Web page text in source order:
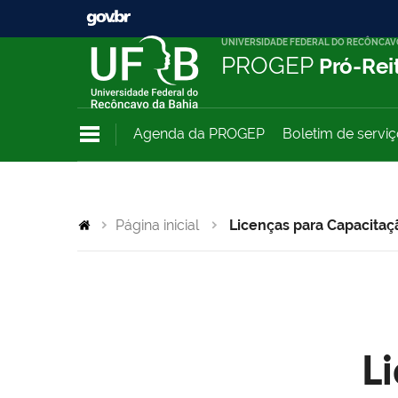
UNIVERSIDADE FEDERAL DO
PROGEP Pró-
Agenda da PROGEP Boletim de
Página inicial Licenças para